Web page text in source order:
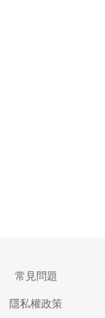
常見問題
隱私權政策